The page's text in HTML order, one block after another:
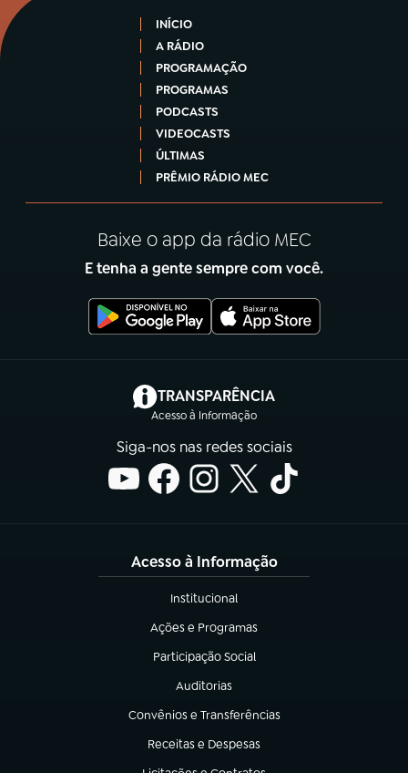
INÍCIO
A RÁDIO
PROGRAMAÇÃO
PROGRAMAS
PODCASTS
VIDEOCASTS
ÚLTIMAS
PRÊMIO RÁDIO MEC
Baixe o app da rádio MEC
E tenha a gente sempre com você.
TRANSPARÊNCIA
Acesso à Informação
(abre em nova aba)
Siga-nos nas redes sociais
Acesso à Informação
Institucional
(abre em nova aba)
Ações e Programas
(abre em nova aba)
Participação Social
(abre em nova aba)
Auditorias
(abre em nova aba)
Convênios e Transferências
(abre em nova aba)
Receitas e Despesas
(abre em nova aba)